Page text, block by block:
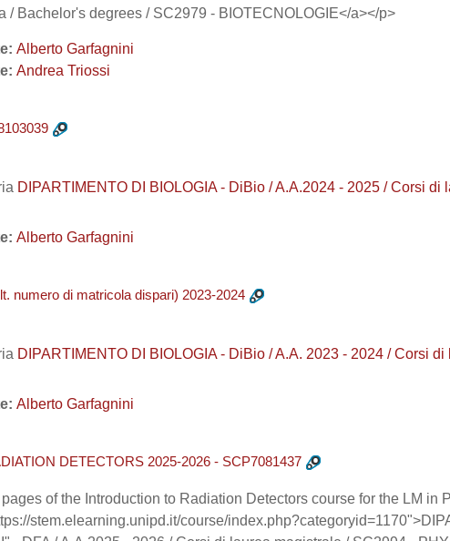
/ Bachelor's degrees / SC2979 - BIOTECNOLOGIE</a></p>
Alberto Garfagnini
Andrea Triossi
DIPARTIMENTO DI BIOLOGIA - DiBio / A.A.2024 - 2025 / Corsi
Alberto Garfagnini
numero di matricola dispari) 2023-2024
DIPARTIMENTO DI BIOLOGIA - DiBio / A.A. 2023 - 2024 / Corsi
Alberto Garfagnini
DETECTORS 2025-2026 - SCP7081437
of the Introduction to Radiation Detectors course for the LM in
stem.elearning.unipd.it/course/